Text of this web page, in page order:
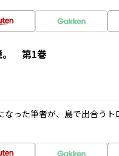
。 第1巻
った筆者が、島で出合うト